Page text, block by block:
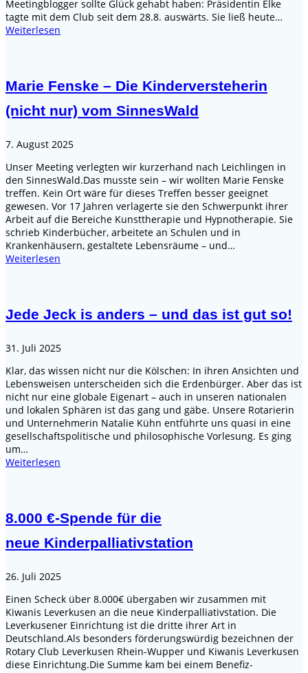
Meetingblogger sollte Glück gehabt haben: Präsidentin Elke
tagte mit dem Club seit dem 28.8. auswärts. Sie ließ heute…
Weiterlesen
Marie Fenske – Die Kinderversteherin
(nicht nur) vom SinnesWald
7. August 2025
Unser Meeting verlegten wir kurzerhand nach Leichlingen in
den SinnesWald.Das musste sein – wir wollten Marie Fenske
treffen. Kein Ort wäre für dieses Treffen besser geeignet
gewesen. Vor 17 Jahren verlagerte sie den Schwerpunkt ihrer
Arbeit auf die Bereiche Kunsttherapie und Hypnotherapie. Sie
schrieb Kinderbücher, arbeitete an Schulen und in
Krankenhäusern, gestaltete Lebensräume – und…
Weiterlesen
Jede Jeck is anders – und das ist gut so!
31. Juli 2025
Klar, das wissen nicht nur die Kölschen: In ihren Ansichten und
Lebensweisen unterscheiden sich die Erdenbürger. Aber das ist
nicht nur eine globale Eigenart – auch in unseren nationalen
und lokalen Sphären ist das gang und gäbe. Unsere Rotarierin
und Unternehmerin Natalie Kühn entführte uns quasi in eine
gesellschaftspolitische und philosophische Vorlesung. Es ging
um…
Weiterlesen
8.000 €-Spende für die
neue Kinderpalliativstation
26. Juli 2025
Einen Scheck über 8.000€ übergaben wir zusammen mit
Kiwanis Leverkusen an die neue Kinderpalliativstation. Die
Leverkusener Einrichtung ist die dritte ihrer Art in
Deutschland.Als besonders förderungswürdig bezeichnen der
Rotary Club Leverkusen Rhein-Wupper und Kiwanis Leverkusen
diese Einrichtung.Die Summe kam bei einem Benefiz-